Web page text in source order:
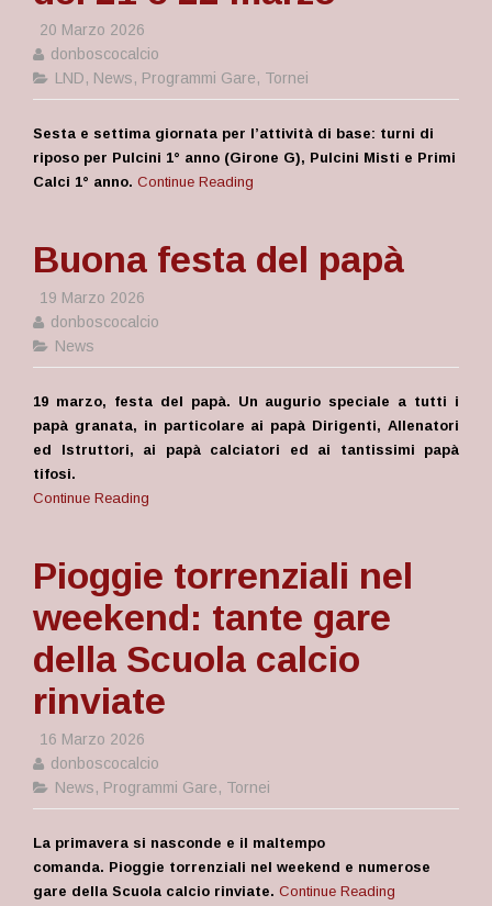
20 Marzo 2026
donboscocalcio
LND, News, Programmi Gare, Tornei
Sesta e settima giornata per l’attività di base: turni di
riposo per Pulcini 1° anno (Girone G), Pulcini Misti e Primi
Calci 1° anno. Continue Reading
Buona festa del papà
19 Marzo 2026
donboscocalcio
News
19 marzo, festa del papà. Un augurio speciale a tutti i
papà granata, in particolare ai papà Dirigenti, Allenatori
ed Istruttori, ai papà calciatori ed ai tantissimi papà
tifosi.
Continue Reading
Pioggie torrenziali nel
weekend: tante gare
della Scuola calcio
rinviate
16 Marzo 2026
donboscocalcio
News, Programmi Gare, Tornei
La primavera si nasconde e il maltempo
comanda. Pioggie torrenziali nel weekend e numerose
gare della Scuola calcio rinviate. Continue Reading